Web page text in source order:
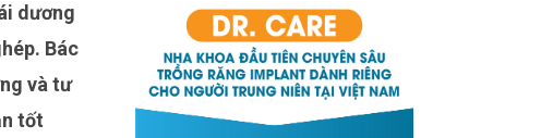
Bác
và tư
tốt